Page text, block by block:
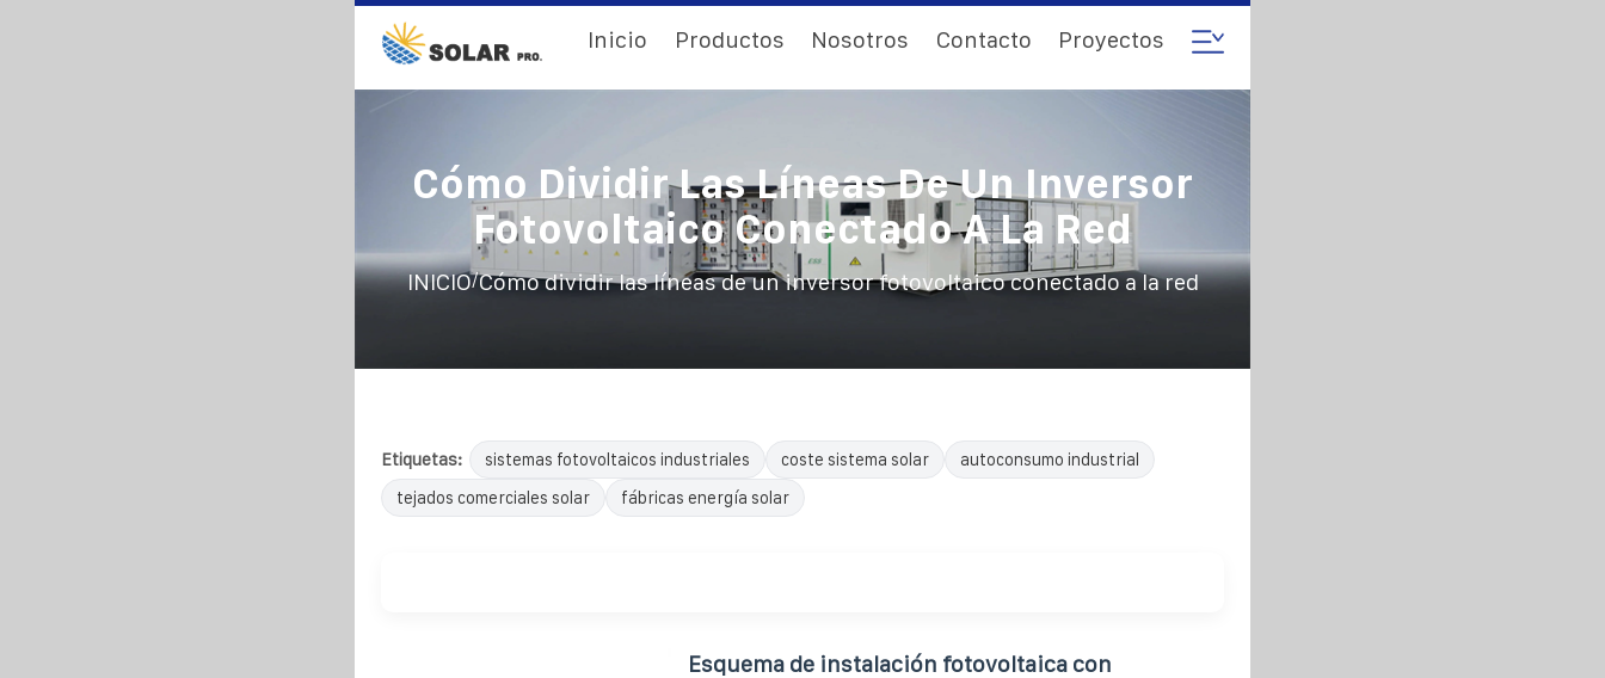
Inicio Productos Nosotros Contacto Proyectos
Cómo Dividir Las Líneas De Un Inversor
Fotovoltaico Conectado A La Red
INICIO/Cómo dividir las líneas de un inversor fotovoltaico conectado a la red
Etiquetas: sistemas fotovoltaicos industriales coste sistema solar
autoconsumo industrial
tejados comerciales solar
fábricas energía solar
Esquema de instalación fotovoltaica con